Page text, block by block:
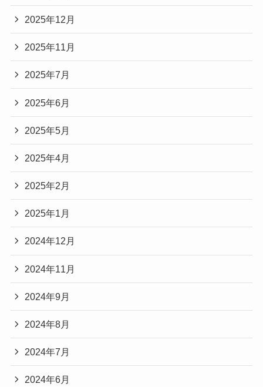
2025年12月
2025年11月
2025年7月
2025年6月
2025年5月
2025年4月
2025年2月
2025年1月
2024年12月
2024年11月
2024年9月
2024年8月
2024年7月
2024年6月